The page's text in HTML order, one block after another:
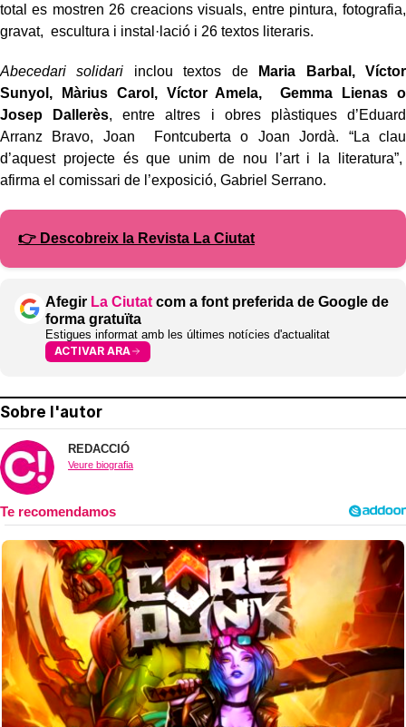
total es mostren 26 creacions visuals, entre pintura, fotografia,
gravat, escultura i instal·lació i 26 textos literaris.
Abecedari solidari inclou textos de
Maria Barbal, Víctor
Sunyol, Màrius Carol, Víctor Amela, Gemma Lienas o
Josep Dallerès, entre altres i obres plàstiques d’Eduard
Arranz Bravo, Joan Fontcuberta o Joan Jordà. “La clau
d’aquest projecte és que unim de nou l’art i la literatura”,
afirma el comissari de l’exposició, Gabriel Serrano.
👉 Descobreix la Revista La Ciutat
Afegir La Ciutat com a font preferida de Google de
forma gratuïta
Estigues informat amb les últimes notícies d'actualitat
ACTIVAR ARA
Sobre l'autor
REDACCIÓ
Veure biografia